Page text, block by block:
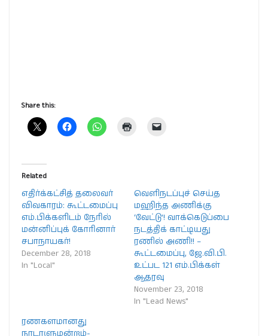
Share this:
Related
எதிர்க்கட்சித் தலைவர்
விவகாரம்: கூட்டமைப்பு
எம்.பிக்களிடம் நேரில்
மன்னிப்புக் கோரினார்
சபாநாயகர்!
December 28, 2018
In "Local"
வெளிநடப்புச் செய்த
மஹிந்த அணிக்கு
‘வேட்டு’! வாக்கெடுப்பை
நடத்திக் காட்டியது
ரணில் அணி!! –
கூட்டமைப்பு, ஜே.வி.பி.
உட்பட 121 எம்.பிக்கள்
ஆதரவு
November 23, 2018
In "Lead News"
ரணகளமானது
நாடாளுமன்றம்-